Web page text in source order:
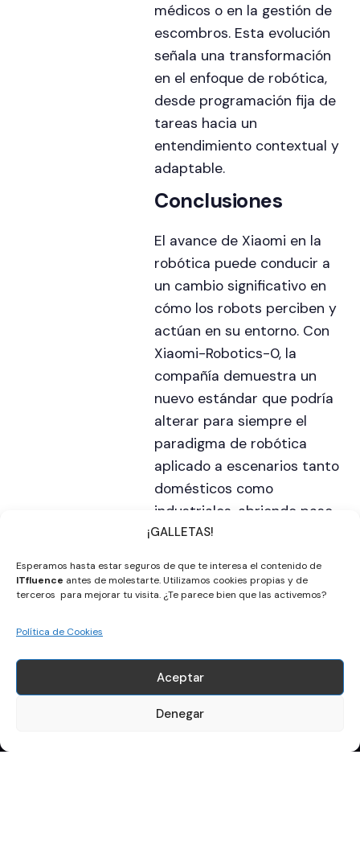
¡GALLETAS!
Esperamos hasta estar seguros de que te interesa el contenido de
ITfluence antes de molestarte. Utilizamos cookies propias y de
terceros para mejorar tu visita. ¿Te parece bien que las activemos?
Política de Cookies
Aceptar
Denegar
médicos o en la gestión de
escombros. Esta evolución
señala una transformación
en el enfoque de robótica,
desde programación fija de
tareas hacia un
entendimiento contextual y
adaptable.
Conclusiones
El avance de Xiaomi en la
robótica puede conducir a
un cambio significativo en
cómo los robots perciben y
actúan en su entorno. Con
Xiaomi-Robotics-0, la
compañía demuestra un
nuevo estándar que podría
alterar para siempre el
paradigma de robótica
aplicado a escenarios tanto
domésticos como
industriales, abriendo paso
a un futuro donde la
redefine cómo
interactuamos con la